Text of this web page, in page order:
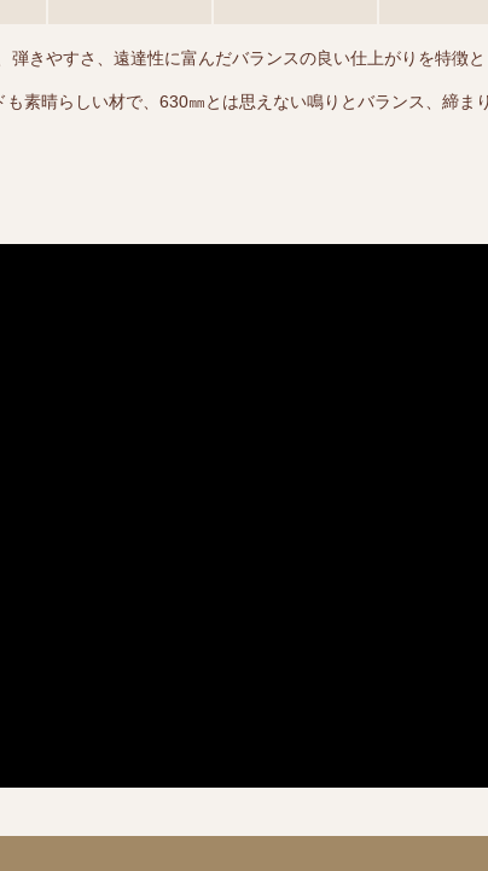
きやすさ、遠達性に富んだバランスの良い仕上がりを特徴
素晴らしい材で、630㎜とは思えない鳴りとバランス、締ま